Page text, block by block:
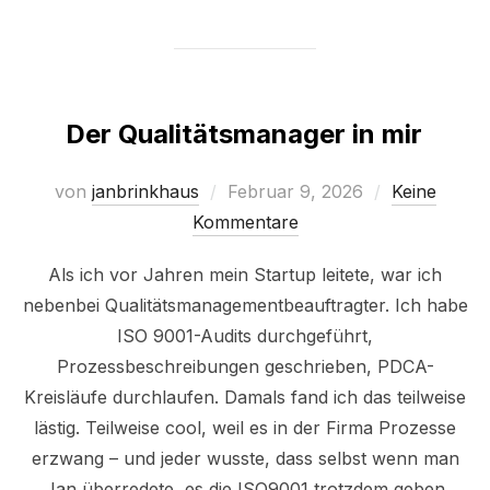
Der Qualitätsmanager in mir
von janbrinkhaus
Veröffentlicht
am
Februar 9, 2026
Keine
Kommentare
Als ich vor Jahren mein Startup leitete, war ich
nebenbei Qualitätsmanagementbeauftragter. Ich habe
ISO 9001-Audits durchgeführt,
Prozessbeschreibungen geschrieben, PDCA-
Kreisläufe durchlaufen. Damals fand ich das teilweise
lästig. Teilweise cool, weil es in der Firma Prozesse
erzwang – und jeder wusste, dass selbst wenn man